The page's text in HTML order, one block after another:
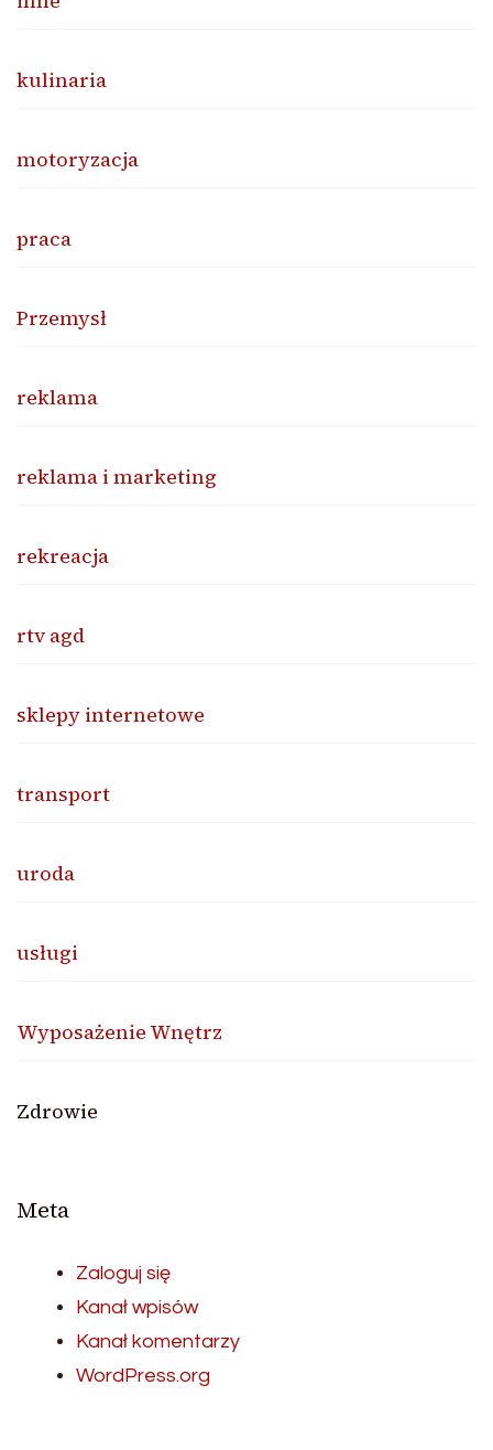
kulinaria
motoryzacja
praca
Przemysł
reklama
reklama i marketing
rekreacja
rtv agd
sklepy internetowe
transport
uroda
usługi
Wyposażenie Wnętrz
Zdrowie
Meta
Zaloguj się
Kanał wpisów
Kanał komentarzy
WordPress.org